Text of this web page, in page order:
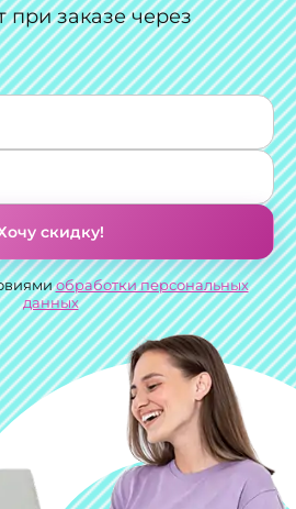
при заказе через
скидку!
обработки персональных
данных